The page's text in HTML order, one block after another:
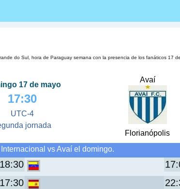
do Sul, hora de Paraguay semana con la presencia de los fanáticos 17 de
17 de mayo
17:30
UTC-4
jornada
Avaí
Florianópolis
vs Avaí el domingo.
18:30
17:30